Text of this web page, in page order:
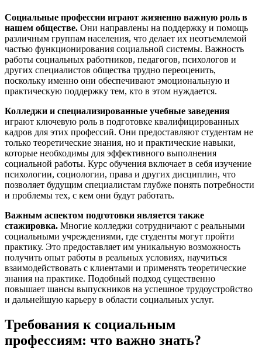
Социальные профессии играют жизненно важную роль в
нашем обществе. Они направлены на поддержку и помощь
различным группам населения, что делает их неотъемлемой
частью функционирования социальной системы. Важность
работы социальных работников, педагогов, психологов и
других специалистов общества трудно переоценить,
поскольку именно они обеспечивают эмоциональную и
практическую поддержку тем, кто в этом нуждается.
Колледжи и специализированные учебные заведения
играют ключевую роль в подготовке квалифицированных
кадров для этих профессий. Они предоставляют студентам не
только теоретические знания, но и практические навыки,
которые необходимы для эффективного выполнения
социальной работы. Курс обучения включает в себя изучение
психологии, социологии, права и других дисциплин, что
позволяет будущим специалистам глубже понять потребности
и проблемы тех, с кем они будут работать.
Важным аспектом подготовки является также
стажировка. Многие колледжи сотрудничают с реальными
социальными учреждениями, где студенты могут пройти
практику. Это предоставляет им уникальную возможность
получить опыт работы в реальных условиях, научиться
взаимодействовать с клиентами и применять теоретические
знания на практике. Подобный подход существенно
повышает шансы выпускников на успешное трудоустройство
и дальнейшую карьеру в области социальных услуг.
Требования к социальным
профессиям: что важно знать?